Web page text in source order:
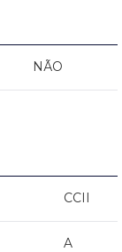
NÃO
CCII
A